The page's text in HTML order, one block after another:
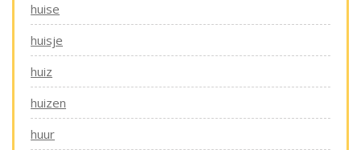
huise
huisje
huiz
huizen
huur